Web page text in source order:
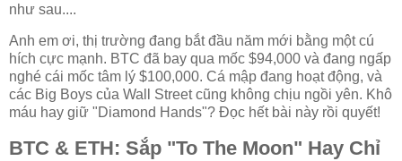
như sau....
Anh em ơi, thị trường đang bắt đầu năm mới bằng một cú
hích cực mạnh. BTC đã bay qua mốc $94,000 và đang ngấp
nghé cái mốc tâm lý $100,000. Cá mập đang hoạt động, và
các Big Boys của Wall Street cũng không chịu ngồi yên. Khô
máu hay giữ "Diamond Hands"? Đọc hết bài này rồi quyết!
BTC & ETH: Sắp "To The Moon" Hay Chỉ